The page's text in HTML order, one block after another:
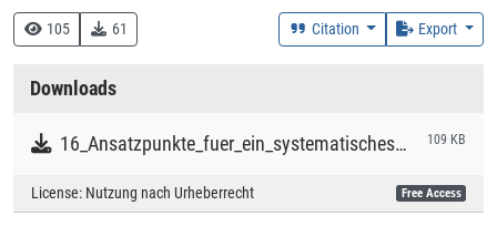
105 61 Citation Export
Downloads
16_Ansatzpunkte_fuer_ein_systematisches_Beschaeftigungsmanagement.pdf 109 KB
License: Nutzung nach Urheberrecht Free Access
330 :: Wirtschaft
Creation Context
Collections
Literaturpublikationen